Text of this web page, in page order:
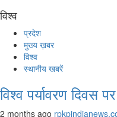
विश्व
प्रदेश
मुख्य ख़बर
विश्व
स्थानीय खबरें
विश्व पर्यावरण दिवस
2 months ago